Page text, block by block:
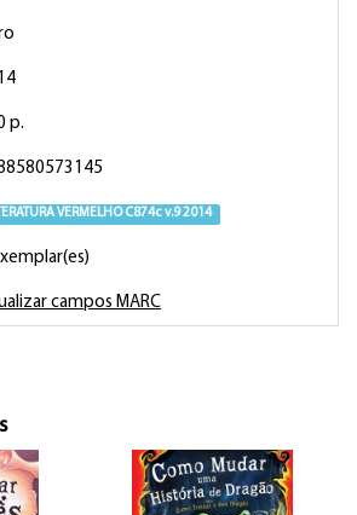
p.
VERMELHO C874c v.9 2014
campos MARC